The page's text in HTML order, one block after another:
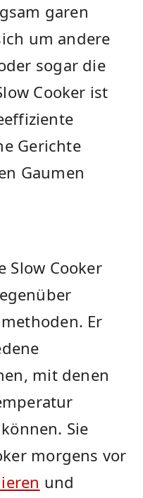
garen
um andere
sogar die
Cooker ⁣ist​
​Gerichte
Gaumen
Slow Cooker
Er⁢
mit denen
Sie
morgens vor
und